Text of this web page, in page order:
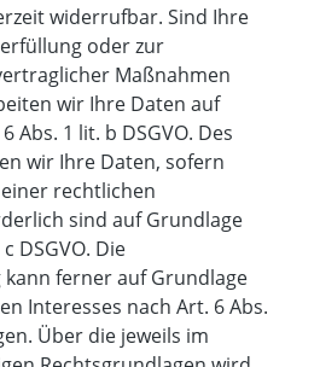
widerrufbar. Sind Ihre
oder zur
Maßnahmen
wir Ihre Daten auf
Abs. 1 lit. b DSGVO. Des
wir Ihre Daten, sofern
rechtlichen
sind auf Grundlage
DSGVO. Die
ferner auf Grundlage
Interesses nach Art. 6 Abs.
Über die jeweils im